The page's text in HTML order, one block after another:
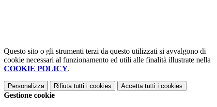
Questo sito o gli strumenti terzi da questo utilizzati si avvalgono di
cookie necessari al funzionamento ed utili alle finalità illustrate nella
COOKIE POLICY.
Personalizza Rifiuta tutti i cookies Accetta tutti i cookies
Gestione cookie